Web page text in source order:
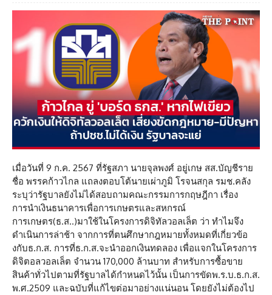
เมื่อวันที่ 9 ก.ค. 2567 ที่รัฐสภา นายจุลพงศ์ อยู่เกษ สส.บัญชีราย
ชื่อ พรรคก้าวไกล แถลงตอบโต้นายเผ่าภูมิ โรจนสกุล รมช.คลัง
ระบุว่ารัฐบาลยังไม่ได้สอบถามคณะกรรมการกฤษฎีกา เรื่อง
การนำเงินธนาคารเพื่อการเกษตรและสหกรณ์
การเกษตร(ธ.ส..)มาใช้ในโครงการดิจิทัลวอลเล็ต ว่า ทำไมจึง
ดำเนินการล่าช้า จากการที่ตนศึกษากฎหมายทั้งหมดที่เกี่ยวข้อ
งกับธ.ก.ส. การที่ธ.ก.ส.จะนำออกเงินทดลอง เพื่อแจกในโครงการ
ดิจิตอลวอลเล็ต จำนวน 170,000 ล้านบาท สำหรับการซื้อขาย
สินค้าทั่วไปตามที่รัฐบาลได้กำหนดไว้นั้น เป็นการขัดพ.ร.บ.ธ.ก.ส.
พ.ศ.2509 และฉบับที่แก้ไขต่อมาอย่างแน่นอน โดยยังไม่ต้องไป